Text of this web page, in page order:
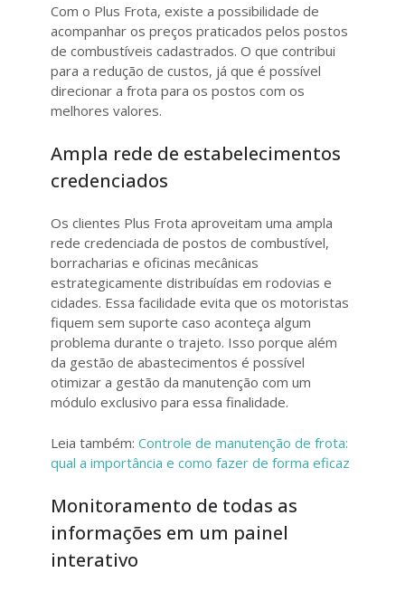
Com o Plus Frota, existe a possibilidade de
acompanhar os preços praticados pelos postos
de combustíveis cadastrados. O que contribui
para a redução de custos, já que é possível
direcionar a frota para os postos com os
melhores valores.
Ampla rede de estabelecimentos
credenciados
Os clientes Plus Frota aproveitam uma ampla
rede credenciada de postos de combustível,
borracharias e oficinas mecânicas
estrategicamente distribuídas em rodovias e
cidades. Essa facilidade evita que os motoristas
fiquem sem suporte caso aconteça algum
problema durante o trajeto. Isso porque além
da gestão de abastecimentos é possível
otimizar a gestão da manutenção com um
módulo exclusivo para essa finalidade.
Leia também: Controle de manutenção de frota:
qual a importância e como fazer de forma eficaz
Monitoramento de todas as
informações em um painel
interativo